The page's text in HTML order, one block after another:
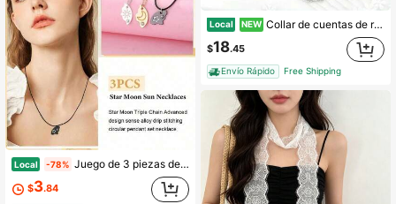
Local -78% Juego de 3 piezas de collares de amistad con colgante de rompecabezas de corazón con sol, luna y estrella, joyería estética, regalo para mujeres
$3.84
Local NEW Collar de cuentas de rosario de perlas de la Virgen María Medugee con cruz, joyería de primera comunión para mujeres, regalo de oración católica, bendición de baby shower
$18.45
Envío Rápido Free Shipping